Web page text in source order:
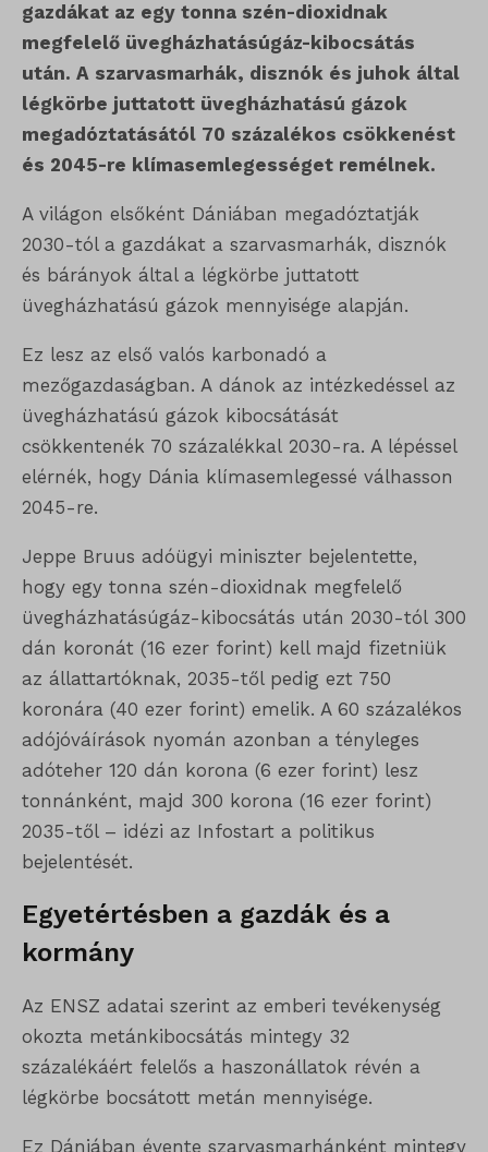
gazdákat az egy tonna szén-dioxidnak
megfelelő üvegházhatásúgáz-kibocsátás
után. A szarvasmarhák, disznók és juhok által
légkörbe juttatott üvegházhatású gázok
megadóztatásától 70 százalékos csökkenést
és 2045-re klímasemlegességet remélnek.
A világon elsőként Dániában megadóztatják
2030-tól a gazdákat a szarvasmarhák, disznók
és bárányok által a légkörbe juttatott
üvegházhatású gázok mennyisége alapján.
Ez lesz az első valós karbonadó a
mezőgazdaságban. A dánok az intézkedéssel az
üvegházhatású gázok kibocsátását
csökkentenék 70 százalékkal 2030-ra. A lépéssel
elérnék, hogy Dánia klímasemlegessé válhasson
2045-re.
Jeppe Bruus adóügyi miniszter bejelentette,
hogy egy tonna szén-dioxidnak megfelelő
üvegházhatásúgáz-kibocsátás után 2030-tól 300
dán koronát (16 ezer forint) kell majd fizetniük
az állattartóknak, 2035-től pedig ezt 750
koronára (40 ezer forint) emelik. A 60 százalékos
adójóváírások nyomán azonban a tényleges
adóteher 120 dán korona (6 ezer forint) lesz
tonnánként, majd 300 korona (16 ezer forint)
2035-től – idézi az Infostart a politikus
bejelentését.
Egyetértésben a gazdák és a
kormány
Az ENSZ adatai szerint az emberi tevékenység
okozta metánkibocsátás mintegy 32
százalékáért felelős a haszonállatok révén a
légkörbe bocsátott metán mennyisége.
Ez Dániában évente szarvasmarhánként mintegy